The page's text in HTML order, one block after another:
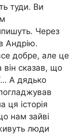
туди. Ви
Через
Андрію.
добре, але це
він сказав, що
А дядько
історія
нам зайві
люди